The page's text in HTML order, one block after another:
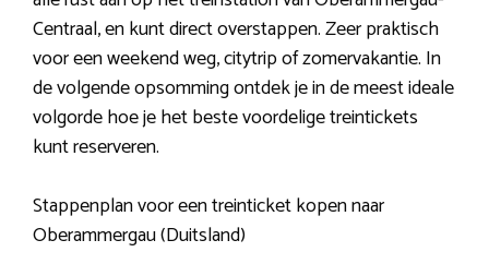
Centraal, en kunt direct overstappen. Zeer praktisch
voor een weekend weg, citytrip of zomervakantie. In
de volgende opsomming ontdek je in de meest ideale
volgorde hoe je het beste voordelige treintickets
kunt reserveren.
Stappenplan voor een treinticket kopen naar
Oberammergau (Duitsland)